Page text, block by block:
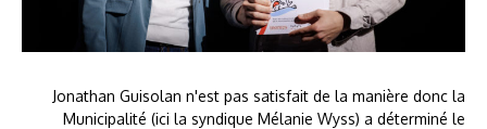
Jonathan Guisolan n'est pas satisfait de la manière donc la
Municipalité (ici la syndique Mélanie Wyss) a déterminé le